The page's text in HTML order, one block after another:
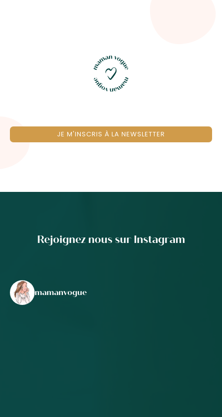
JE M'INSCRIS À LA NEWSLETTER
Rejoignez nous sur Instagram
mamanvogue